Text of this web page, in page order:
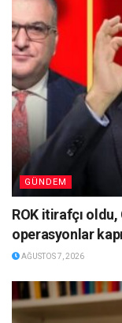
GÜNDEM
ROK itirafçı oldu,
operasyonlar
AĞUSTOS 7, 2026